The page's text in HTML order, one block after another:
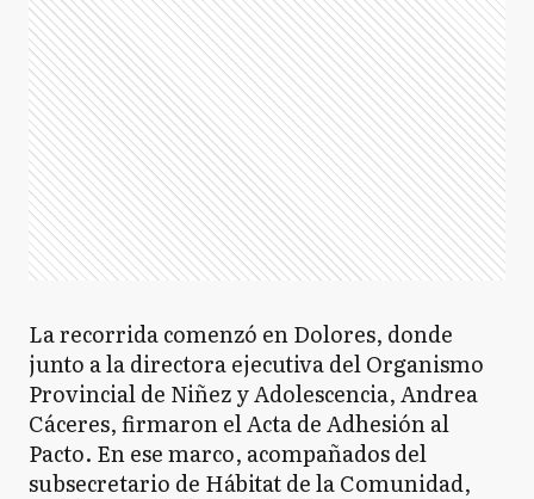
La recorrida comenzó en Dolores, donde
junto a la directora ejecutiva del Organismo
Provincial de Niñez y Adolescencia, Andrea
Cáceres, firmaron el Acta de Adhesión al
Pacto. En ese marco, acompañados del
subsecretario de Hábitat de la Comunidad,